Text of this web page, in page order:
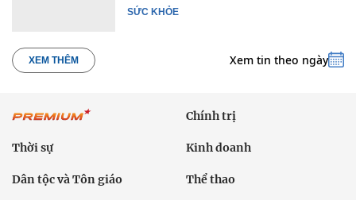
SỨC KHỎE
XEM THÊM Xem tin theo ngày
Chính trị
Thời sự Kinh doanh
Dân tộc và Tôn giáo Thể thao